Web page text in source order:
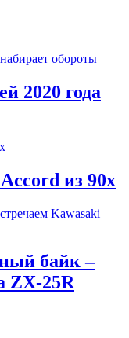
2020 года
из 90х
байк –
ZX-25R